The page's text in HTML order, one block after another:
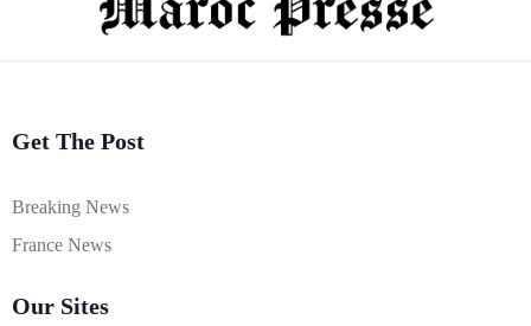
Get The Post
Breaking News
France News
Our Sites